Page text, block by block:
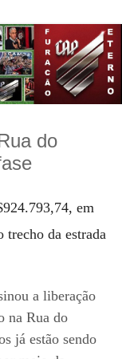
do
em
trecho da estrada
a liberação
na Rua do
já estão sendo